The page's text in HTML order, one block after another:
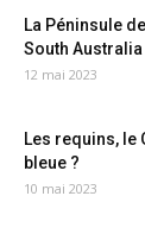
La Péninsule
South Australia
12 mai 2023
Les requins, le
bleue ?
10 mai 2023